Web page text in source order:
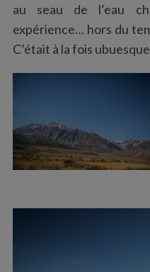
au seau de l’eau
expérience… hors du
C’était à la fois